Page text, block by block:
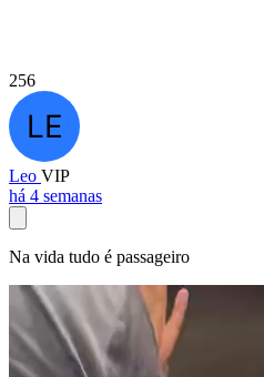
256
Leo VIP
há 4 semanas
Na vida tudo é passageiro